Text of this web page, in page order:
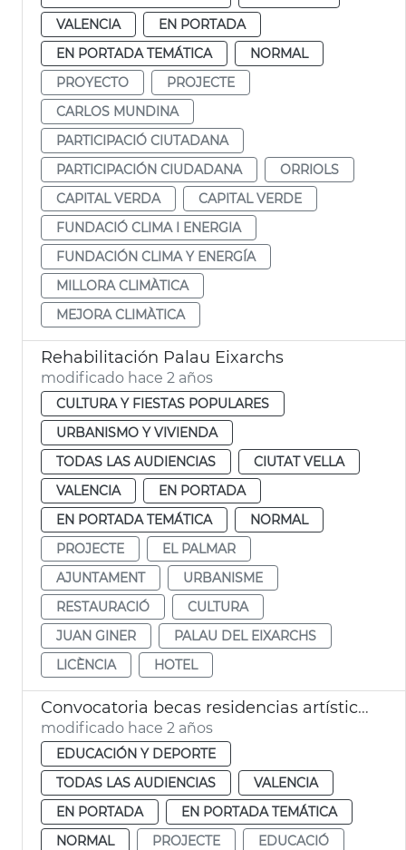
VALENCIA
EN PORTADA
EN PORTADA TEMÁTICA
NORMAL
PROYECTO
PROJECTE
CARLOS MUNDINA
PARTICIPACIÓ CIUTADANA
PARTICIPACIÓN CIUDADANA
ORRIOLS
CAPITAL VERDA
CAPITAL VERDE
FUNDACIÓ CLIMA I ENERGIA
FUNDACIÓN CLIMA Y ENERGÍA
MILLORA CLIMÀTICA
MEJORA CLIMÀTICA
Rehabilitación Palau Eixarchs
modificado hace 2 años
CULTURA Y FIESTAS POPULARES
URBANISMO Y VIVIENDA
TODAS LAS AUDIENCIAS
CIUTAT VELLA
VALENCIA
EN PORTADA
EN PORTADA TEMÁTICA
NORMAL
PROJECTE
EL PALMAR
AJUNTAMENT
URBANISME
RESTAURACIÓ
CULTURA
JUAN GINER
PALAU DEL EIXARCHS
LICÈNCIA
HOTEL
Convocatoria becas residencias artísticas
modificado hace 2 años
EDUCACIÓN Y DEPORTE
TODAS LAS AUDIENCIAS
VALENCIA
EN PORTADA
EN PORTADA TEMÁTICA
NORMAL
PROJECTE
EDUCACIÓ